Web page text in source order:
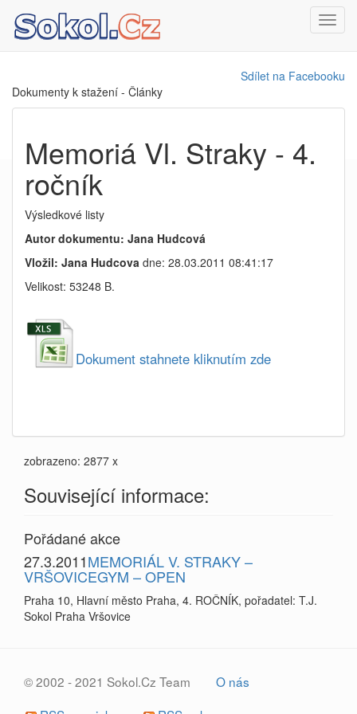
Sdílet na Facebooku
Dokumenty k stažení - Články
Memoriá Vl. Straky - 4.
ročník
Výsledkové listy
Autor dokumentu: Jana Hudcová
Vložil: Jana Hudcova dne: 28.03.2011 08:41:17
Velikost: 53248 B.
Dokument stahnete kliknutím zde
zobrazeno: 2877 x
Související informace:
Pořádané akce
27.3.2011MEMORIÁL V. STRAKY –
VRŠOVICEGYM – OPEN
Praha 10, Hlavní město Praha, 4. ROČNÍK, pořadatel: T.J.
Sokol Praha Vršovice
© 2002 - 2021 Sokol.Cz Team
O nás